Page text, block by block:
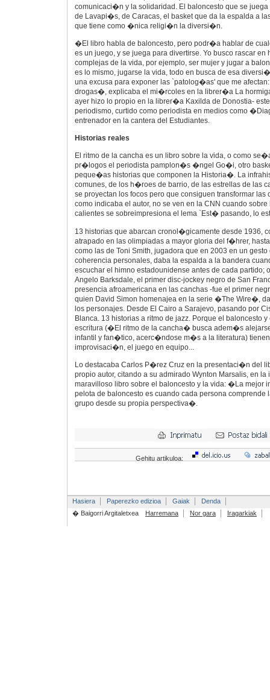
comunicaci�n y la solidaridad. El baloncesto que se
de Lavapi�s, de Caracas, el basket que da la espalda a
que tiene como �nica religi�n la diversi�n.
�El libro habla de baloncesto, pero podr�a hablar de
es un juego, y se juega para divertirse. Yo busco rascar en
complejas de la vida, por ejemplo, ser mujer y jugar a
es lo mismo, jugarse la vida, todo en busca de esa
una excusa para exponer las `patolog�as' que me
drogas�, explicaba el mi�rcoles en la librer�a La
ayer hizo lo propio en la librer�a Kaxilda de Donostia-
periodismo, curtido como periodista en medios como
entrenador en la cantera del Estudiantes.
Historias reales
El ritmo de la cancha es un libro sobre la vida, o como
pr�logos el periodista pamplon�s �ngel Go�i, otro
peque�as historias que componen la Historia�. La
comunes, de los h�roes de barrio, de las estrellas de las
se proyectan los focos pero que consiguen transformar las
como indicaba el autor, no se ven en la CNN cuando
calientes se sobreimpresiona el lema `Est� pasando, lo
13 historias que abarcan cronol�gicamente desde 1936,
atrapado en las olimpiadas a mayor gloria del f�hrer,
como las de Toni Smith, jugadora que en 2003 en un
coherencia personales, daba la espalda a la bandera
escuchar el himno estadounidense antes de cada partido;
Angelo Barksdale, el primer disc-jockey negro de San
presencia afroamericana en las canchas -fue el primer
quien David Simon homenajea en la serie �The Wire�,
los personajes. Desde El Cairo a Sarajevo, pasando por
Blanca. 13 historias a ritmo de jazz. Porque el baloncesto
escritura (�El ritmo de la cancha� busca adem�s
infantil y fan�tico, acerc�ndose m�s a la literatura)
improvisaci�n, el juego en equipo...
Lo destacaba Carlos P�rez Cruz en la presentaci�n del
propio autor, citando a su admirado Wynton Marsalis, en
maravilloso libro sobre el baloncesto y la vida: �La mejor
pelota de baloncesto es cuando cada persona
grupo desde su propia perspectiva�.
Gehitu artikuloa:
Hasiera Paperezko edizioa Gaiak
Denda
� Baigorri Argitaletxea
Harremana Nor gara Iragarkiak